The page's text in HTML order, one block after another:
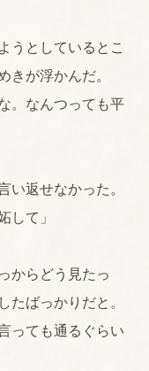
としているとこ
が浮かんだ。
。なんつっても平
い返せなかった。
して」
からどう見たっ
たばっかりだと。
っても通るぐらい